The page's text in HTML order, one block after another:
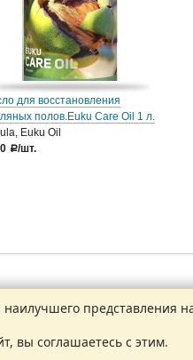
для восстановления
полов.Euku Care Oil 1 л.
Euku Oil
a/шт.
представления
вы соглашаетесь с этим.